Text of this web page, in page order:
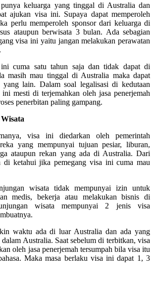
keluarga yang tinggal di Australia dan
ajukan visa ini. Supaya dapat memperoleh
perlu memperoleh sponsor dari keluarga di
ataupun berwisata 3 bulan. Ada sebagian
visa ini yaitu jangan melakukan perawatan
cuma satu tahun saja dan tidak dapat di
masih mau tinggal di Australia maka dapat
yang lain. Dalam soal legalisasi di kedutaan
mesti di terjemahkan oleh jasa penerjemah
penerbitan paling gampang.
visa ini diedarkan oleh pemerintah
yang mempunyai tujuan pesiar, liburan,
ataupun rekan yang ada di Australia. Dari
di ketahui jika pemegang visa ini cuma mau
wisata tidak mempunyai izin untuk
medis, bekerja atau melakukan bisnis di
wisata mempunyai 2 jenis visa
waktu ada di luar Australia dan ada yang
Australia. Saat sebelum di terbitkan, visa
oleh jasa penerjemah tersumpah bila visa itu
Maka masa berlaku visa ini dapat 1, 3